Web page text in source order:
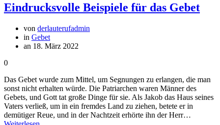
Eindrucksvolle Beispiele für das Gebet
von derlauterufadmin
in Gebet
an 18. März 2022
0
Das Gebet wurde zum Mittel, um Segnungen zu erlangen, die man
sonst nicht erhalten würde. Die Patriarchen waren Männer des
Gebets, und Gott tat große Dinge für sie. Als Jakob das Haus seines
Vaters verließ, um in ein fremdes Land zu ziehen, betete er in
demütiger Reue, und in der Nachtzeit erhörte ihn der Herr…